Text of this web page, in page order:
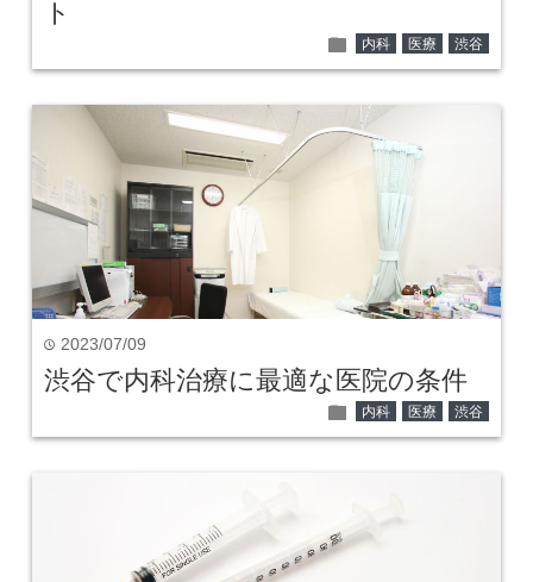
ト
folder 内科 医療 渋谷
time 2023/07/09
渋谷で内科治療に最適な医院の条件
folder 内科 医療 渋谷